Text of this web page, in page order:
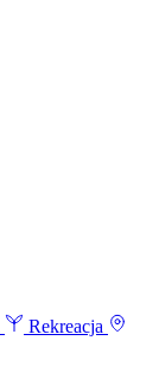
Rekreacja